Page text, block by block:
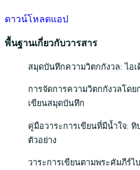
ดาวน์โหลดแอป
พื้นฐานเกี่ยวกับวารสาร
สมุดบันทึกความวิตกกังวล: ไอ
การจัดการความวิตกกังวลโด
เขียนสมุดบันทึก
คู่มือวาระการเขียนที่มีน้ำใจ: ทิ
ตัวอย่าง
วาระการเขียนตามพระคัมภีร์